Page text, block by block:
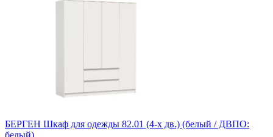
БЕРГЕН Шкаф для одежды 82.01 (4-х дв.) (белый / ДВПО: